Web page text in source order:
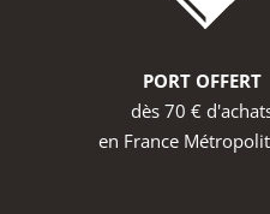
PORT OFFERT
dès 70 €
en France